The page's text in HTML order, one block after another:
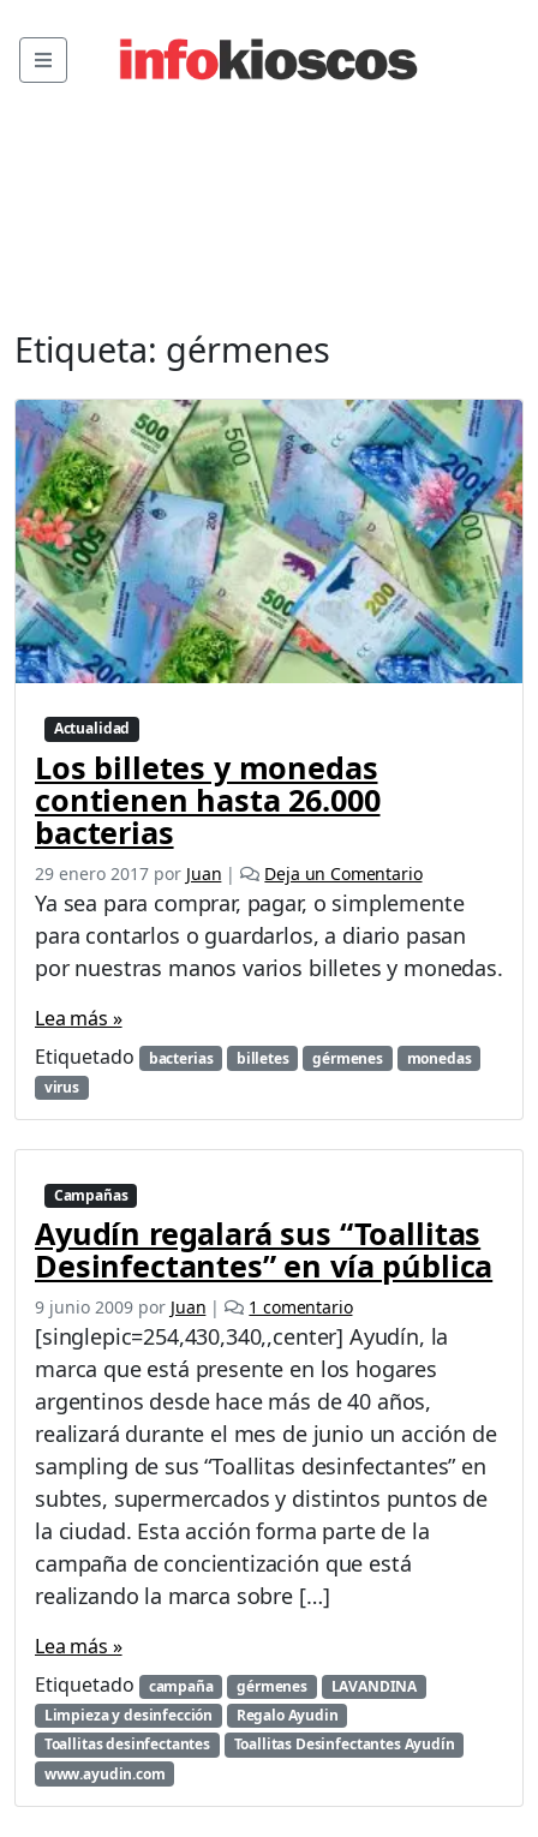
Menu
Etiqueta: gérmenes
Actualidad
Los billetes y monedas
contienen hasta 26.000
bacterias
29 enero 2017 por Juan | Deja un Comentario
Ya sea para comprar, pagar, o simplemente
para contarlos o guardarlos, a diario pasan
por nuestras manos varios billetes y monedas.
Lea más »
Etiquetado
bacterias billetes gérmenes
monedas
virus
Campañas
Ayudín regalará sus “Toallitas
Desinfectantes” en vía pública
9 junio 2009 por Juan | 1 comentarioe
n
y
u
d
n
r
e
g
á
s
u
s
T
[singlepic=254,430,340,,center] Ayudín, la
marca que está presente en los hogares
argentinos desde hace más de 40 años,
realizará durante el mes de junio un acción de
sampling de sus “Toallitas desinfectantes” en
subtes, supermercados y distintos puntos de
la ciudad. Esta acción forma parte de la
campaña de concientización que está
realizando la marca sobre […]
Lea más »
Etiquetado
campaña gérmenes
LAVANDINA
Limpieza y desinfección
Regalo Ayudin
Toallitas desinfectantes
Toallitas Desinfectantes Ayudín
www.ayudin.com